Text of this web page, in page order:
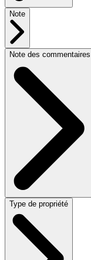
Note
Note des commentaires
Type de propriété